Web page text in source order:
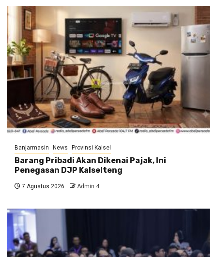
Banjarmasin News Provinsi Kalsel
Barang Pribadi Akan Dikenai Pajak, Ini
Penegasan DJP Kalselteng
7 Agustus 2026 Admin 4